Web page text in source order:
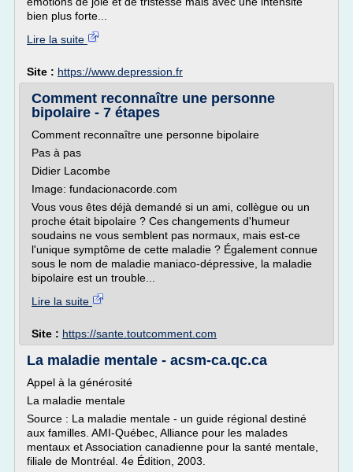
bien plus forte...
Lire la suite
Site : https://www.depression.fr
Comment reconnaître une personne
bipolaire - 7 étapes
Comment reconnaître une personne bipolaire
Pas à pas
Didier Lacombe
Image: fundacionacorde.com
Vous vous êtes déjà demandé si un ami, collègue ou un
proche était bipolaire ? Ces changements d'humeur
soudains ne vous semblent pas normaux, mais est-ce
l'unique symptôme de cette maladie ? Également connue
sous le nom de maladie maniaco-dépressive, la maladie
bipolaire est un trouble...
Lire la suite
Site : https://sante.toutcomment.com
La maladie mentale - acsm-ca.qc.ca
Appel à la générosité
La maladie mentale
Source : La maladie mentale - un guide régional destiné
aux familles. AMI-Québec, Alliance pour les malades
mentaux et Association canadienne pour la santé mentale,
filiale de Montréal. 4e Édition, 2003.